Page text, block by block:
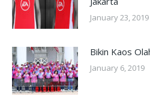
January 23, 2019
Bikin Kaos
January 6, 2019